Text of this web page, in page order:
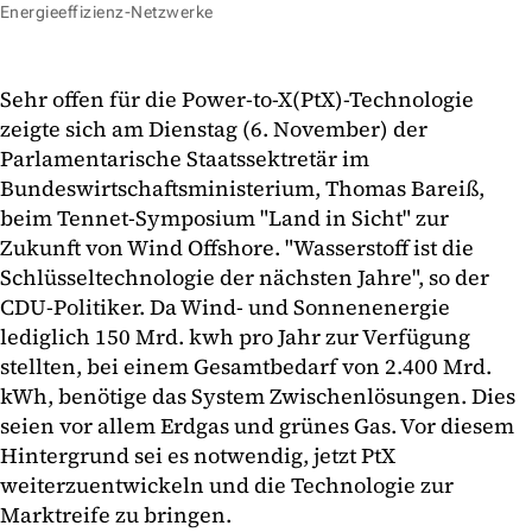
Energieeffizienz-Netzwerke
Sehr offen für die Power-to-X(PtX)-Technologie
zeigte sich am Dienstag (6. November) der
Parlamentarische Staatssektretär im
Bundeswirtschaftsministerium, Thomas Bareiß,
beim Tennet-Symposium "Land in Sicht" zur
Zukunft von Wind Offshore. "Wasserstoff ist die
Schlüsseltechnologie der nächsten Jahre", so der
CDU-Politiker. Da Wind- und Sonnenenergie
lediglich 150 Mrd. kwh pro Jahr zur Verfügung
stellten, bei einem Gesamtbedarf von 2.400 Mrd.
kWh, benötige das System Zwischenlösungen. Dies
seien vor allem Erdgas und grünes Gas. Vor diesem
Hintergrund sei es notwendig, jetzt PtX
weiterzuentwickeln und die Technologie zur
Marktreife zu bringen.